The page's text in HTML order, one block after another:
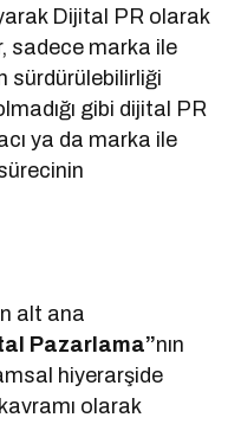
Dijital PR olarak
sadece marka ile
sürdürülebilirliği
gibi dijital PR
ya da marka ile
alt ana
Pazarlama”nın
hiyerarşide
olarak